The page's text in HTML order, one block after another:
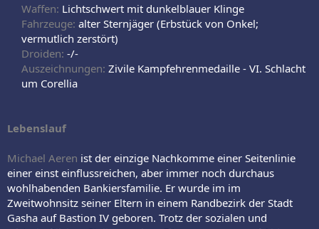
Waffen: Lichtschwert mit dunkelblauer Klinge
Fahrzeuge: alter Sternjäger (Erbstück von Onkel;
vermutlich zerstört)
Droiden: -/-
Auszeichnungen: Zivile Kampfehrenmedaille - VI. Schlacht
um Corellia
Lebenslauf
Michael Aeren ist der einzige Nachkomme einer Seitenlinie
einer einst einflussreichen, aber immer noch durchaus
wohlhabenden Bankiersfamilie. Er wurde im im
Zweitwohnsitz seiner Eltern in einem Randbezirk der Stadt
Gasha auf Bastion IV geboren. Trotz der sozialen und